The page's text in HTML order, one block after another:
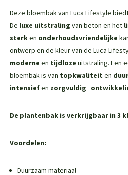
Deze bloembak van Luca Lifestyle
De luxe uitstraling van beton en het
sterken onderhoudsvriendelijke
ontwerp en de kleur van de Luca
moderne en tijdloze uitstraling. Een
bloembak is van topkwaliteit en
intensiefen zorgvuldig
De plantenbak is verkrijgbaar in 3
Voordelen:
Duurzaam materiaal